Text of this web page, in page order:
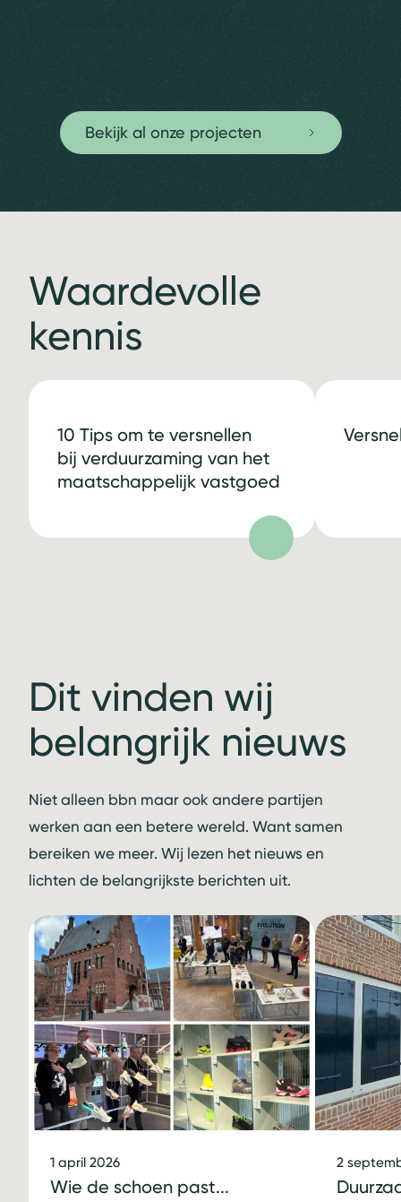
Renovatie Prinsenhof, Delft
Bekijk al onze projecten
Waardevolle
kennis
10 Tips om te versnellen
bij verduurzaming van het
maatschappelijk vastgoed
Dit vinden wij
belangrijk nieuws
Niet alleen bbn maar ook andere partijen
werken aan een betere wereld. Want samen
bereiken we meer. Wij lezen het nieuws en
lichten de belangrijkste berichten uit.
1 april 2026
Wie de schoen past...
2